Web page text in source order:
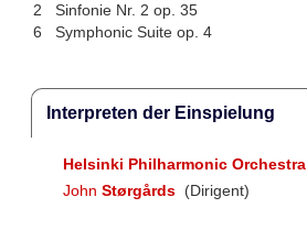
2 Sinfonie Nr. 2 op. 35
6
Symphonic Suite op. 4
Interpreten der Einspielung
Helsinki Philharmonic Orchestra
John Størgårds (Dirigent)